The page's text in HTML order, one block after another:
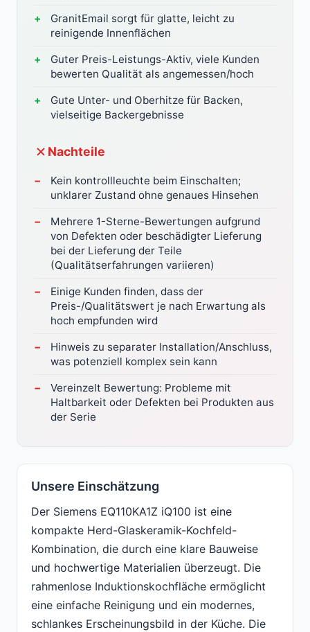
GranitEmail sorgt für glatte, leicht zu
reinigende Innenflächen
Guter Preis-Leistungs-Aktiv, viele Kunden
bewerten Qualität als angemessen/hoch
Gute Unter- und Oberhitze für Backen,
vielseitige Backergebnisse
Nachteile
Kein kontrollleuchte beim Einschalten;
unklarer Zustand ohne genaues Hinsehen
Mehrere 1-Sterne-Bewertungen aufgrund
von Defekten oder beschädigter Lieferung
bei der Lieferung der Teile
(Qualitätserfahrungen variieren)
Einige Kunden finden, dass der
Preis-/Qualitätswert je nach Erwartung als
hoch empfunden wird
Hinweis zu separater Installation/Anschluss,
was potenziell komplex sein kann
Vereinzelt Bewertung: Probleme mit
Haltbarkeit oder Defekten bei Produkten aus
der Serie
Unsere Einschätzung
Der Siemens EQ110KA1Z iQ100 ist eine
kompakte Herd-Glaskeramik-Kochfeld-
Kombination, die durch eine klare Bauweise
und hochwertige Materialien überzeugt. Die
rahmenlose Induktionskochfläche ermöglicht
eine einfache Reinigung und ein modernes,
schlankes Erscheinungsbild in der Küche. Die